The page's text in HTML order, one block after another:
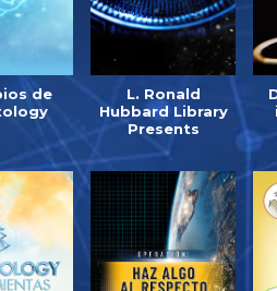
de
L. Ronald
Hubbard Library
Presents